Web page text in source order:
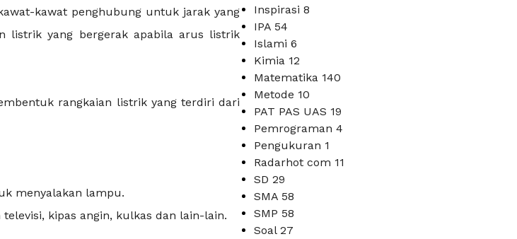
kawat penghubung untuk jarak yang
listrik yang bergerak apabila arus listrik
rangkaian listrik yang terdiri dari
menyalakan lampu.
kipas angin, kulkas dan lain-lain.
Inspirasi 8
IPA 54
Islami 6
Kimia 12
Matematika 140
Metode 10
PAT PAS UAS 19
Pemrograman 4
Pengukuran 1
Radarhot com 11
SD 29
SMA 58
SMP 58
Soal 27